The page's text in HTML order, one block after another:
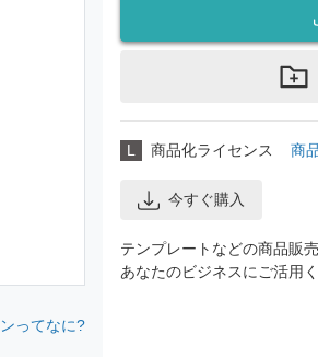
ってなに?
L 商品化ライセンス 商
今すぐ購入
テンプレートなどの商品販
あなたのビジネスにご活用く